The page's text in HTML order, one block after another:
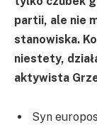
partii, ale nie
stanowiska.
niestety,
aktywista
Syn